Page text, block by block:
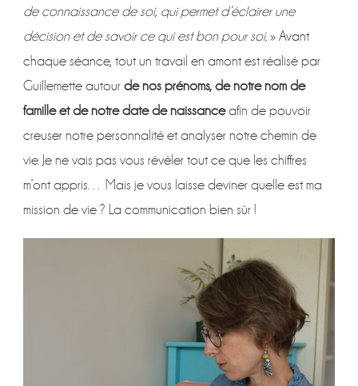
de connaissance de soi, qui permet d’éclairer une
décision et de savoir ce qui est bon pour soi. » Avant
chaque séance, tout un travail en amont est réalisé par
Guillemette autour de nos prénoms, de notre nom de
famille et de notre date de naissanceafin de pouvoir
creuser notre personnalité et analyser notre chemin de
vie. Je ne vais pas vous révéler tout ce que les chiffres
m’ont appris… Mais je vous laisse deviner quelle est ma
mission de vie ? La communication bien sûr !